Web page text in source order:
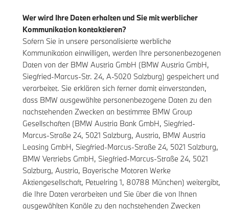
Wer wird Ihre Daten erhalten und Sie mit werblicher
Kommunikation kontaktieren?
Sofern Sie in unsere personalisierte werbliche
Kommunikation einwilligen, werden Ihre personenbezogenen
Daten von der BMW Austria GmbH (BMW Austria GmbH,
Siegfried-Marcus-Str. 24, A-5020 Salzburg) gespeichert und
verarbeitet. Sie erklären sich ferner damit einverstanden,
dass BMW ausgewählte personenbezogene Daten zu den
nachstehenden Zwecken an bestimmte BMW Group
Gesellschaften (BMW Austria Bank GmbH, Siegfried-
Marcus-Straße 24, 5021 Salzburg, Austria, BMW Austria
Leasing GmbH, Siegfried-Marcus-Straße 24, 5021 Salzburg,
BMW Vertriebs GmbH, Siegfried-Marcus-Straße 24, 5021
Salzburg, Austria, Bayerische Motoren Werke
Aktiengesellschaft, Petuelring 1, 80788 München) weitergibt,
die Ihre Daten verarbeiten und Sie über die von Ihnen
ausgewählten Kanäle zu den nachstehenden Zwecken